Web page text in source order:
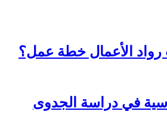
رواد الأعمال خطة عمل؟